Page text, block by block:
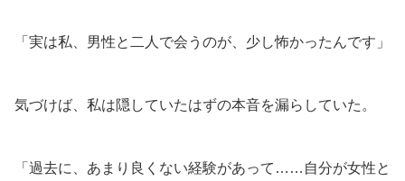
「実は私、男性と二人で会うのが、少し怖かったんです」
気づけば、私は隠していたはずの本音を漏らしていた。
「過去に、あまり良くない経験があって……自分が女性と